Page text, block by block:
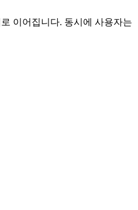
이어집니다. 동시에 사용자는